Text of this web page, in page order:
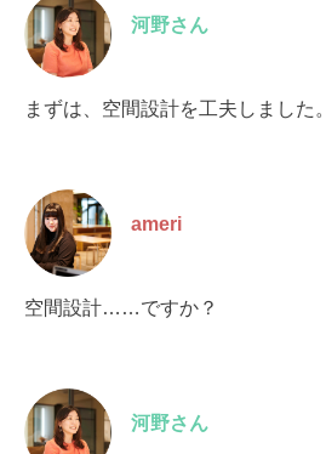
河野さん
まずは、空間設計を工夫しました。
ameri
空間設計……ですか？
河野さん